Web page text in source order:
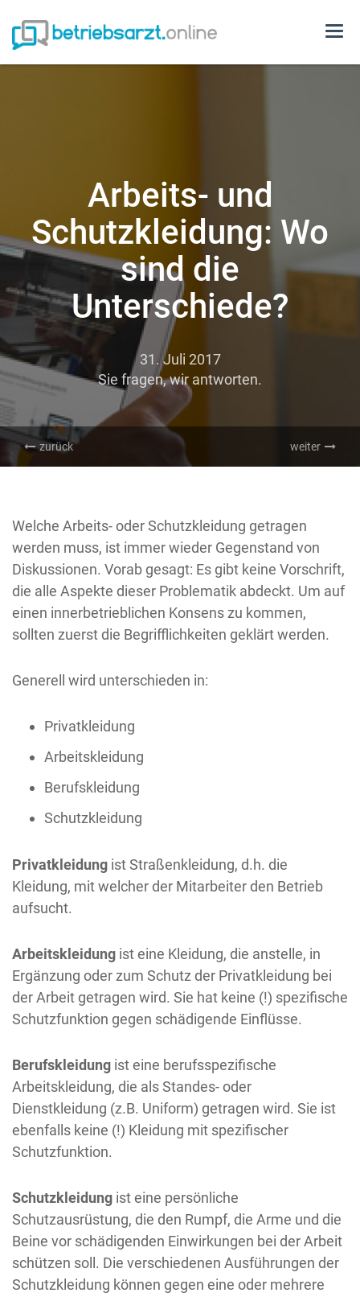
Arbeits- und
Schutzkleidung: Wo
sind die
Unterschiede?
31. Juli 2017
Sie fragen, wir antworten.
zurück weiter
Welche Arbeits- oder Schutzkleidung getragen
werden muss, ist immer wieder Gegenstand von
Diskussionen. Vorab gesagt: Es gibt keine Vorschrift,
die alle Aspekte dieser Problematik abdeckt. Um auf
einen innerbetrieblichen Konsens zu kommen,
sollten zuerst die Begrifflichkeiten geklärt werden.
Generell wird unterschieden in:
Privatkleidung
Arbeitskleidung
Berufskleidung
Schutzkleidung
Privatkleidung ist Straßenkleidung, d.h. die
Kleidung, mit welcher der Mitarbeiter den Betrieb
aufsucht.
Arbeitskleidung ist eine Kleidung, die anstelle, in
Ergänzung oder zum Schutz der Privatkleidung bei
der Arbeit getragen wird. Sie hat keine (!) spezifische
Schutzfunktion gegen schädigende Einflüsse.
Berufskleidung ist eine berufsspezifische
Arbeitskleidung, die als Standes- oder
Dienstkleidung (z.B. Uniform) getragen wird. Sie ist
ebenfalls keine (!) Kleidung mit spezifischer
Schutzfunktion.
Schutzkleidung ist eine persönliche
Schutzausrüstung, die den Rumpf, die Arme und die
Beine vor schädigenden Einwirkungen bei der Arbeit
schützen soll. Die verschiedenen Ausführungen der
Schutzkleidung können gegen eine oder mehrere